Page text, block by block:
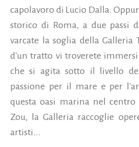
capolavoro di Lucio Dalla.
storico di Roma, a due passi
varcate la soglia della Galleria
d'un tratto vi troverete
che si agita sotto il livello
passione per il mare e per
questa oasi marina nel centro
Zou, la Galleria raccoglie
artisti...